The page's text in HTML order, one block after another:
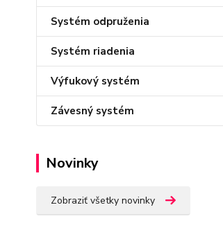
Systém odpruženia
Systém riadenia
Výfukový systém
Závesný systém
Novinky
Zobraziť všetky novinky